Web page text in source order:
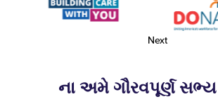
Next
ના અમે ગૌરવપૂર્ણ